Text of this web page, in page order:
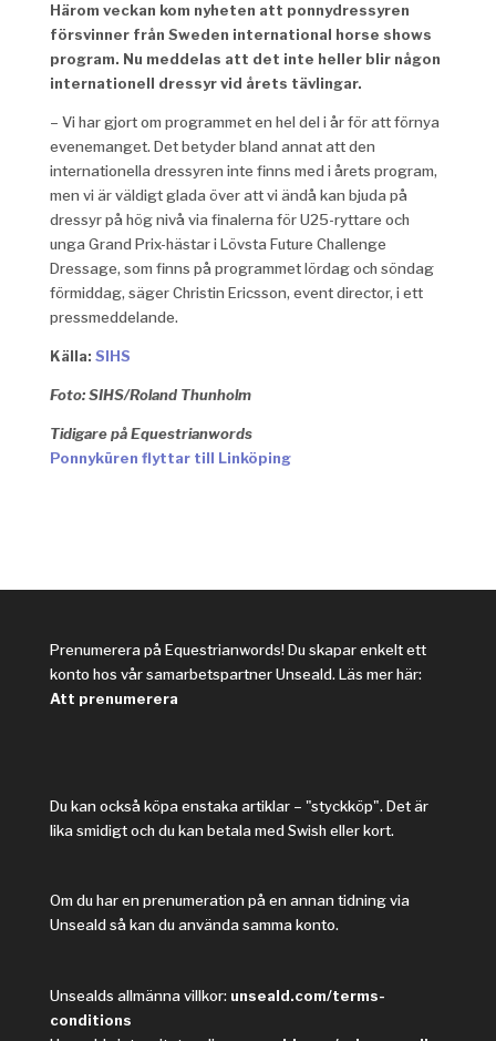
Härom veckan kom nyheten att ponnydressyren
försvinner från Sweden international horse shows
program. Nu meddelas att det inte heller blir någon
internationell dressyr vid årets tävlingar.
– Vi har gjort om programmet en hel del i år för att förnya
evenemanget. Det betyder bland annat att den
internationella dressyren inte finns med i årets program,
men vi är väldigt glada över att vi ändå kan bjuda på
dressyr på hög nivå via finalerna för U25-ryttare och
unga Grand Prix-hästar i Lövsta Future Challenge
Dressage, som finns på programmet lördag och söndag
förmiddag, säger Christin Ericsson, event director, i ett
pressmeddelande.
Källa: SIHS
Foto: SIHS/Roland Thunholm
Tidigare på Equestrianwords
Ponnyküren flyttar till Linköping
Prenumerera på Equestrianwords! Du skapar enkelt ett
konto hos vår samarbetspartner Unseald. Läs mer här:
Att prenumerera
Du kan också köpa enstaka artiklar – "styckköp". Det är
lika smidigt och du kan betala med Swish eller kort.
Om du har en prenumeration på en annan tidning via
Unseald så kan du använda samma konto.
Unsealds allmänna villkor: unseald.com/terms-
conditions